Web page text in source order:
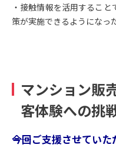
・接触情報を活用するこ
策が実施できるようになっ
マンション販
客体験への挑
――今回ご支援させてい